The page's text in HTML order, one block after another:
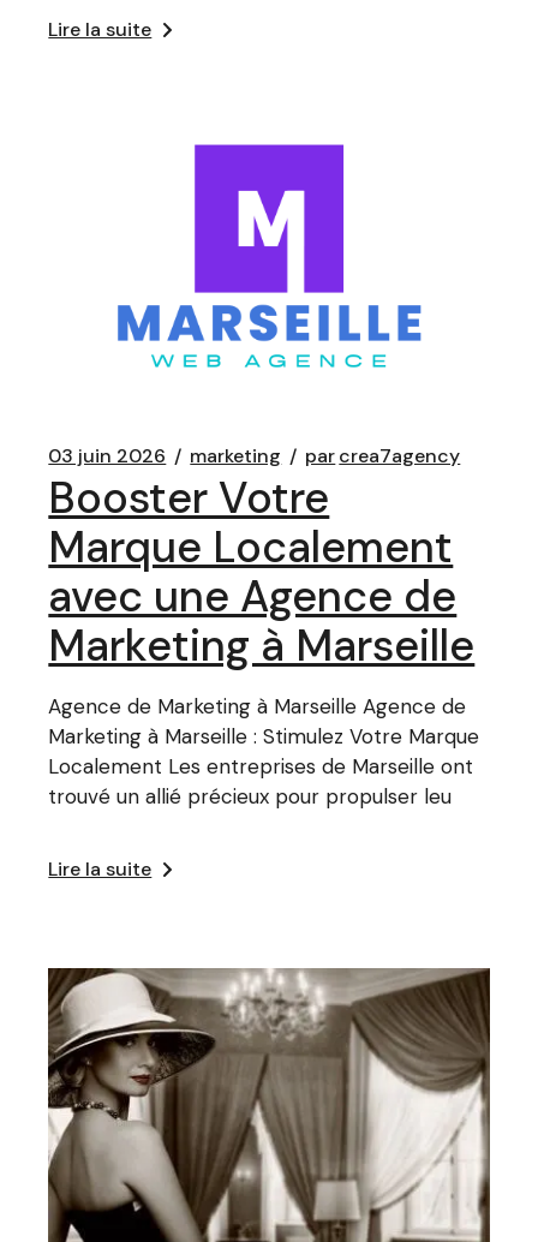
Lire la suite
03 juin 2026 marketing parcrea7agency
Booster Votre
Marque Localement
avec une Agence de
Marketing à Marseille
Agence de Marketing à Marseille Agence de
Marketing à Marseille : Stimulez Votre Marque
Localement Les entreprises de Marseille ont
trouvé un allié précieux pour propulser leu
Lire la suite